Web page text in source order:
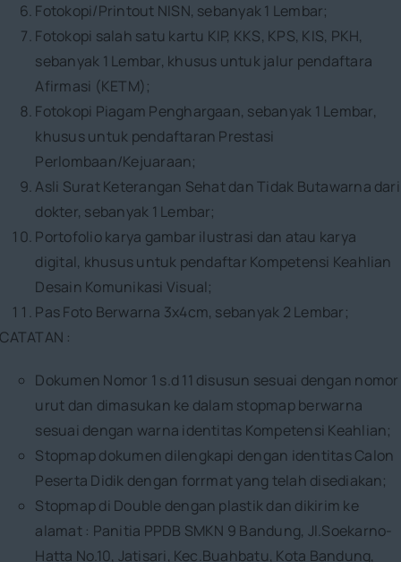
Fotokopi/Printout NISN, sebanyak 1 Lembar;
Fotokopi salah satu kartu KIP, KKS, KPS, KIS, PKH,
sebanyak 1 Lembar, khusus untuk jalur pendaftara
Afirmasi (KETM);
Fotokopi Piagam Penghargaan, sebanyak 1 Lembar,
khusus untuk pendaftaran Prestasi
Perlombaan/Kejuaraan;
Asli Surat Keterangan Sehat dan Tidak Butawarna dari
dokter, sebanyak 1 Lembar;
Portofolio karya gambar ilustrasi dan atau karya
digital, khusus untuk pendaftar Kompetensi Keahlian
Desain Komunikasi Visual;
Pas Foto Berwarna 3x4cm, sebanyak 2 Lembar;
CATATAN :
Dokumen Nomor 1 s.d 11 disusun sesuai dengan nomor
urut dan dimasukan ke dalam stopmap berwarna
sesuai dengan warna identitas Kompetensi Keahlian;
Stopmap dokumen dilengkapi dengan identitas Calon
Peserta Didik dengan forrmat yang telah disediakan;
Stopmap di Double dengan plastik dan dikirim ke
alamat : Panitia PPDB SMKN 9 Bandung, Jl.Soekarno-
Hatta No.10, Jatisari, Kec.Buahbatu, Kota Bandung,